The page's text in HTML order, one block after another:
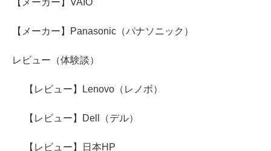
【メーカー】VAIO
【メーカー】Panasonic（パナソニック）
レビュー（体験談）
【レビュー】Lenovo（レノボ）
【レビュー】Dell（デル）
【レビュー】日本HP